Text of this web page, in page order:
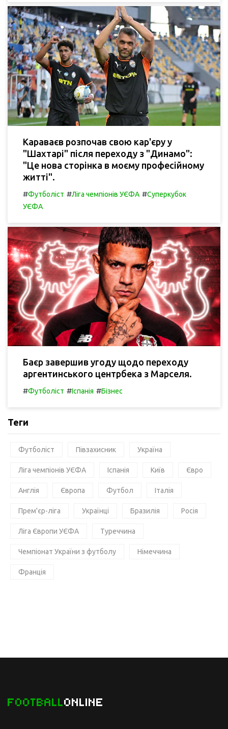
Караваєв розпочав свою кар'єру у
"Шахтарі" після переходу з "Динамо":
"Це нова сторінка в моєму професійному
житті".
#Футболіст #Ліга чемпіонів УЄФА #Суперкубок
УЄФА
Баєр завершив угоду щодо переходу
аргентинського центрбека з Марселя.
#Футболіст #Іспанія #Бізнес
Теги
Футболіст Півзахисник Україна
Ліга чемпіонів УЄФА Іспанія Київ Євро
Англія Європа Футбол Італія
Прем'єр-ліга Українці Бразилія Росія
Ліга Європи УЄФА Туреччина
Чемпіонат України з футболу Німеччина
Франція
FOOTBALLONLINE